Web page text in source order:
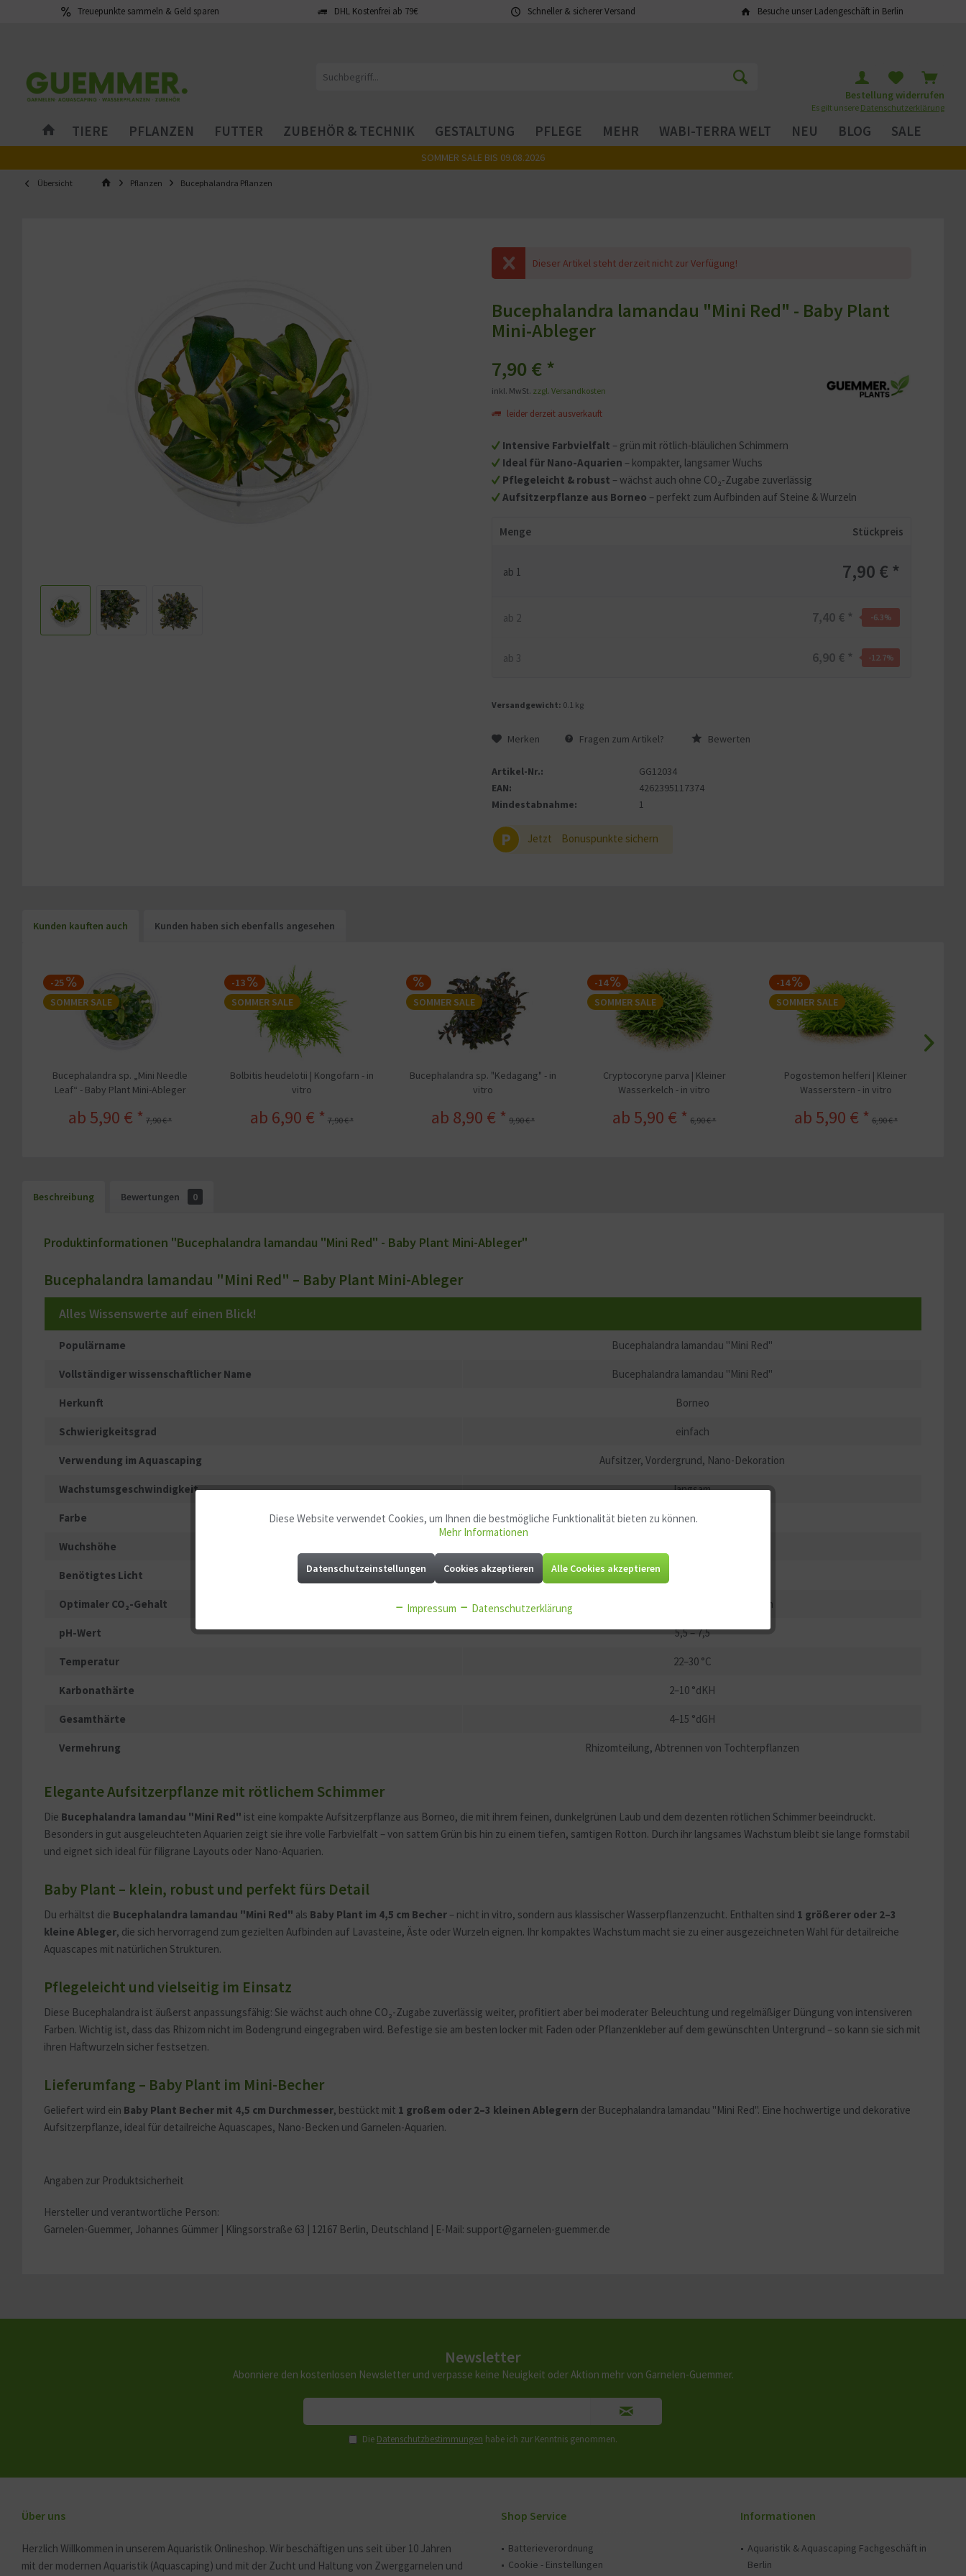
Treuepunkte sammeln & Geld sparen DHL Kostenfrei ab 79€ Schneller & sicherer Versand Besuche unser Ladengeschäft in Berlin
Bestellung widerrufen
Es gilt unsere Datenschutzerklärung
TIERE PFLANZEN FUTTER ZUBEHÖR & TECHNIK GESTALTUNG PFLEGE MEHR WABI-TERRA WELT NEU BLOG SALE
SOMMER SALE BIS 09.08.2026
Übersicht Pflanzen Bucephalandra Pflanzen
Dieser Artikel steht derzeit nicht zur Verfügung!
Bucephalandra lamandau "Mini Red" - Baby Plant
Mini-Ableger
Intensive Farbvielfalt – grün mit rötlich-bläulichen Schimmern
Ideal für Nano-Aquarien – kompakter, langsamer Wuchs
Pflegeleicht & robust – wächst auch ohne CO₂-Zugabe zuverlässig
Aufsitzerpflanze aus Borneo – perfekt zum Aufbinden auf Steine & Wurzeln
7,90 €*
inkl. MwSt. zzgl. Versandkosten
leider derzeit ausverkauft
Menge Stückpreis
ab 1 7,90 € *
ab 2 7,40 € * -6.3%
ab 3 6,90 € * -12.7%
Versandgewicht: 0.1 kg
Merken Fragen zum Artikel? Bewerten
Artikel-Nr.:
GG12034
EAN:
4262395117374
Mindestabnahme:
1
P Jetzt Bonuspunkte sichern
Kunden kauften auch Kunden haben sich ebenfalls angesehen
-25
SOMMER SALE
Bucephalandra sp. „Mini Needle
Leaf“ - Baby Plant Mini-Ableger
ab 5,90 € * 7,90 € *
-13
SOMMER SALE
Bolbitis heudelotii | Kongofarn - in
vitro
ab 6,90 € * 7,90 € *
SOMMER SALE
Bucephalandra sp. "Kedagang" - in
vitro
ab 8,90 € * 9,90 € *
-14
SOMMER SALE
Cryptocoryne parva | Kleiner
Wasserkelch - in vitro
ab 5,90 € * 6,90 € *
-14
SOMMER SALE
Pogostemon helferi | Kleiner
Wasserstern - in vitro
ab 5,90 € * 6,90 € *
Beschreibung Bewertungen 0
Produktinformationen "Bucephalandra lamandau "Mini Red" - Baby Plant Mini-Ableger"
Bucephalandra lamandau "Mini Red" – Baby Plant Mini-Ableger
Populärname Bucephalandra lamandau "Mini Red"
Vollständiger wissenschaftlicher Name Bucephalandra lamandau "Mini Red"
Herkunft Borneo
Schwierigkeitsgrad einfach
Verwendung im Aquascaping Aufsitzer, Vordergrund, Nano-Dekoration
Wachstumsgeschwindigkeit langsam
Farbe tiefgrün, bläulich, rötlich
Wuchshöhe
Benötigtes Licht
Optimaler CO₂-Gehalt nicht notwendig, ca. 20 mg/l möglich
pH-Wert 5,5 – 7,5
Temperatur 22–30 °C
Karbonathärte 2–10 °dKH
Gesamthärte 4–15 °dGH
Vermehrung Rhizomteilung, Abtrennen von Tochterpflanzen
Alles Wissenswerte auf einen Blick!
Elegante Aufsitzerpflanze mit rötlichem Schimmer
Die Bucephalandra lamandau "Mini Red" ist eine kompakte Aufsitzerpflanze aus Borneo, die mit ihrem feinen, dunkelgrünen Laub und dem dezenten rötlichen Schimmer beeindruckt.
Besonders in gut ausgeleuchteten Aquarien zeigt sie ihre volle Farbvielfalt – von sattem Grün bis hin zu einem tiefen, samtigen Rotton. Durch ihr langsames Wachstum bleibt sie lange formstabil
und eignet sich ideal für filigrane Layouts oder Nano-Aquarien.
Baby Plant – klein, robust und perfekt fürs Detail
Du erhältst die Bucephalandra lamandau "Mini Red" als Baby Plant im 4,5 cm Becher – nicht in vitro, sondern aus klassischer Wasserpflanzenzucht. Enthalten sind 1 größerer oder 2–3
kleine Ableger, die sich hervorragend zum gezielten Aufbinden auf Lavasteine, Äste oder Wurzeln eignen. Ihr kompaktes Wachstum macht sie zu einer ausgezeichneten Wahl für detailreiche
Aquascapes mit natürlichen Strukturen.
Pflegeleicht und vielseitig im Einsatz
Diese Bucephalandra ist äußerst anpassungsfähig: Sie wächst auch ohne CO₂-Zugabe zuverlässig weiter, profitiert aber bei moderater Beleuchtung und regelmäßiger Düngung von intensiveren
Farben. Wichtig ist, dass das Rhizom nicht im Bodengrund eingegraben wird. Befestige sie am besten locker mit Faden oder Pflanzenkleber auf dem gewünschten Untergrund – so kann sie sich mit
ihren Haftwurzeln sicher festsetzen.
Lieferumfang – Baby Plant im Mini-Becher
Geliefert wird ein Baby Plant Becher mit 4,5 cm Durchmesser, bestückt mit 1 großem oder 2–3 kleinen Ablegern der Bucephalandra lamandau "Mini Red". Eine hochwertige und dekorative
Aufsitzerpflanze, ideal für detailreiche Aquascapes, Nano-Becken und Garnelen-Aquarien.
Angaben zur Produktsicherheit
Hersteller und verantwortliche Person:
Garnelen-Guemmer, Johannes Gümmer | Klingsorstraße 63 | 12167 Berlin, Deutschland | E-Mail: support@garnelen-guemmer.de
Newsletter
Abonniere den kostenlosen Newsletter und verpasse keine Neuigkeit oder Aktion mehr von Garnelen-Guemmer.
Die Datenschutzbestimmungen habe ich zur Kenntnis genommen.
Über uns
Herzlich Willkommen in unserem Aquaristik Onlineshop. Wir beschäftigen uns seit über 10 Jahren
mit der modernen Aquaristik (Aquascaping) und mit der Zucht und Haltung von Zwerggarnelen und
Shop Service
Batterieverordnung
Cookie - Einstellungen
Informationen
Aquaristik & Aquascaping Fachgeschäft in
Berlin
Funktionale Aktiv
Aktiv
Diese Website verwendet Cookies, um Ihnen die bestmögliche Funktionalität bieten zu können.
Mehr Informationen
Datenschutzeinstellungen Cookies akzeptieren Alle Cookies akzeptieren
Impressum Datenschutzerklärung